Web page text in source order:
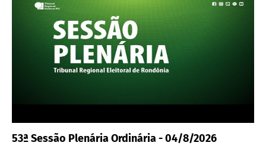
53ª Sessão Plenária Ordinária - 04/8/2026